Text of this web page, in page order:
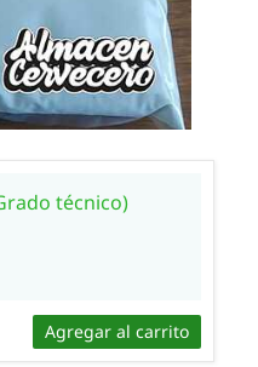
técnico)
Agregar al carrito